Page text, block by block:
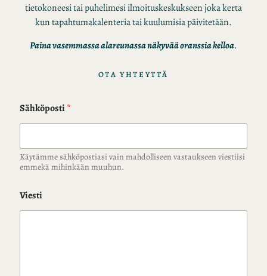
tietokoneesi tai puhelimesi ilmoituskeskukseen joka kerta
kun tapahtumakalenteria tai kuulumisia päivitetään.
Paina vasemmassa alareunassa näkyvää oranssia kelloa.
OTA YHTEYTTÄ
Sähköposti*
Käytämme sähköpostiasi vain mahdolliseen vastaukseen viestiisi
emmekä mihinkään muuhun.
Viesti